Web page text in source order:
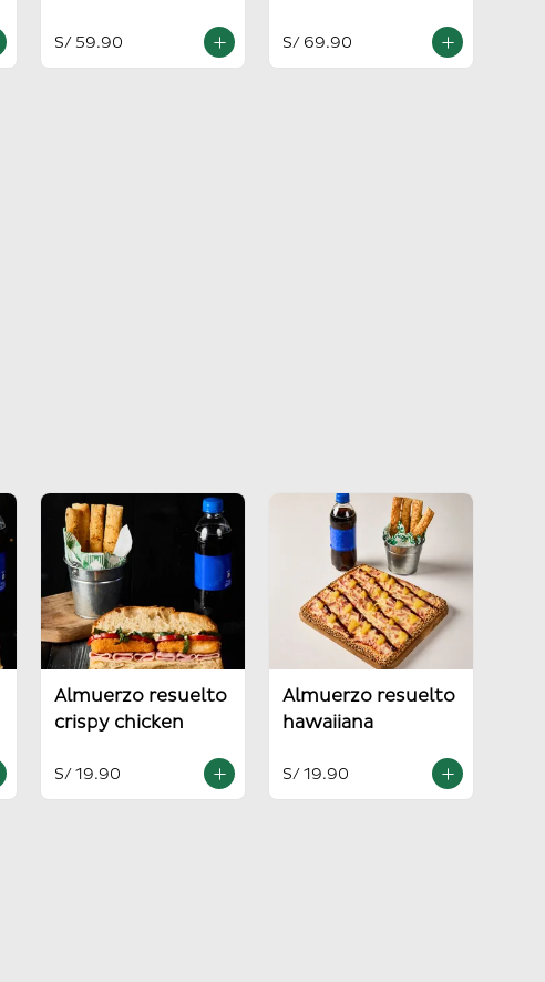
S/ 59.90 S/ 69.90
Almuerzo resuelto
crispy chicken
S/ 19.90
Almuerzo resuelto
hawaiiana
S/ 19.90